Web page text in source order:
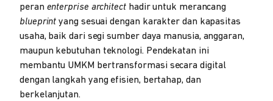
peran enterprise architecthadir untuk merancang
blueprint yang sesuai dengan karakter dan kapasitas
usaha, baik dari segi sumber daya manusia, anggaran,
maupun kebutuhan teknologi. Pendekatan ini
membantu UMKM bertransformasi secara digital
dengan langkah yang efisien, bertahap, dan
berkelanjutan.